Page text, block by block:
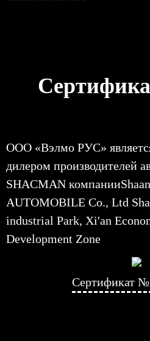
ООО «Вэлмо РУС»
дилером производителей
SHACMAN
AUTOMOBILE Co., Ltd
industrial Park, Xi'an
Development Zone
Сертификат